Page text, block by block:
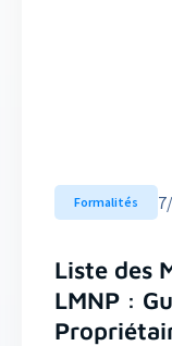
Formalités 7/
Liste des
LMNP :